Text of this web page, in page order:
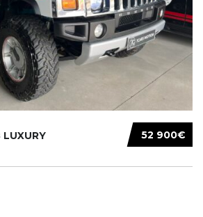
52 900€
LUXURY